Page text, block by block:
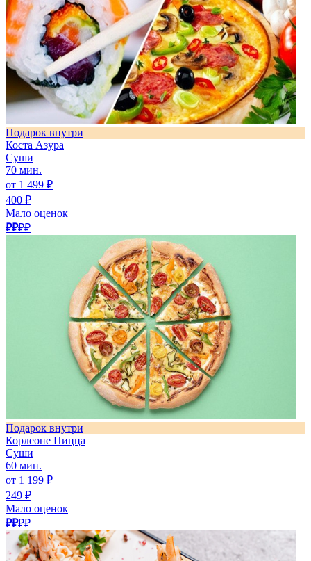
Подарок внутри
Коста Азура
Суши
70 мин.
от 1 499 ₽
400 ₽
Мало оценок
₽₽₽₽
Подарок внутри
Корлеоне Пицца
Суши
60 мин.
от 1 199 ₽
249 ₽
Мало оценок
₽₽₽₽